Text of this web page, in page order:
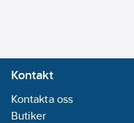
Kontakt
Kontakta oss
Butiker